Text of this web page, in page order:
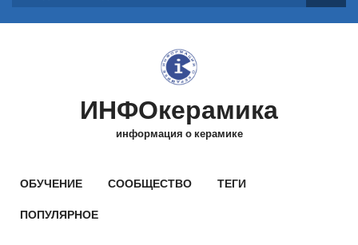
ИНФОкерамика
информация о керамике
ОБУЧЕНИЕ СООБЩЕСТВО ТЕГИ
ПОПУЛЯРНОЕ